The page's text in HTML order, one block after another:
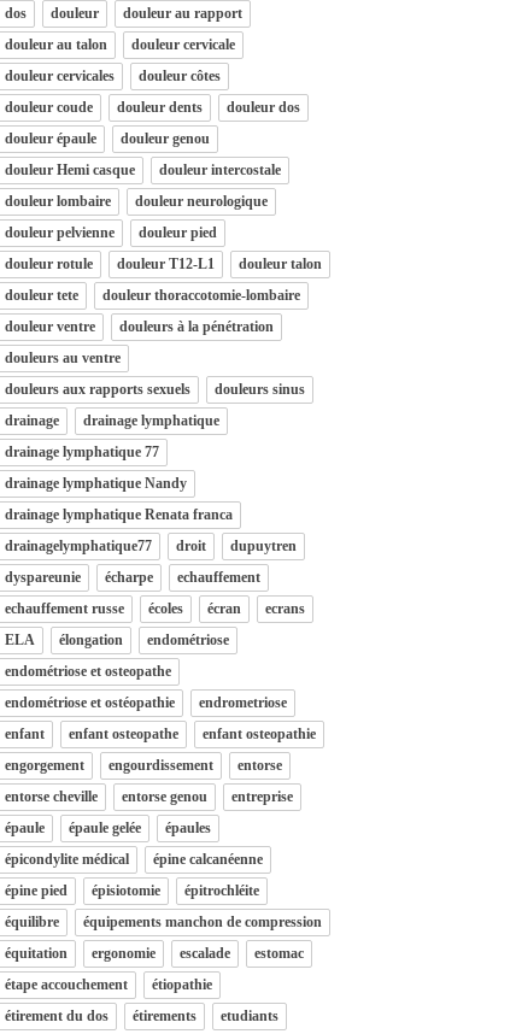
dos
douleur
douleur au rapport
douleur au talon
douleur cervicale
douleur cervicales
douleur côtes
douleur coude
douleur dents
douleur dos
douleur épaule
douleur genou
douleur Hemi casque
douleur intercostale
douleur lombaire
douleur neurologique
douleur pelvienne
douleur pied
douleur rotule
douleur T12-L1
douleur talon
douleur tete
douleur thoraccotomie-lombaire
douleur ventre
douleurs à la pénétration
douleurs au ventre
douleurs aux rapports sexuels
douleurs sinus
drainage
drainage lymphatique
drainage lymphatique 77
drainage lymphatique Nandy
drainage lymphatique Renata franca
drainagelymphatique77
droit
dupuytren
dyspareunie
écharpe
echauffement
echauffement russe
écoles écran
ecrans
ELA
élongation
endométriose
endométriose et osteopathe
endométriose et ostéopathie
endrometriose
enfant
enfant osteopathe
enfant osteopathie
engorgement
engourdissement
entorse
entorse cheville
entorse genou
entreprise
épaule
épaule gelée
épaules
épicondylite médical
épine calcanéenne
épine pied
épisiotomie
épitrochléite
équilibre
équipements manchon de compression
équitation
ergonomie escalade
estomac
étape accouchement
étiopathie
étirement du dos
étirements etudiants